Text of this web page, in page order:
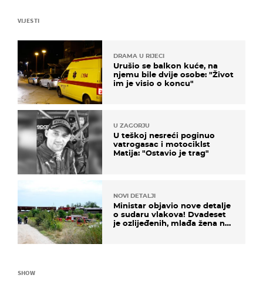
VIJESTI
DRAMA U RIJECI
Urušio se balkon kuće, na
njemu bile dvije osobe: "Život
im je visio o koncu"
U ZAGORJU
U teškoj nesreći poginuo
vatrogasac i motociklst
Matija: "Ostavio je trag"
NOVI DETALJI
Ministar objavio nove detalje
o sudaru vlakova! Dvadeset
je ozlijeđenih, mlađa žena na
SHOW